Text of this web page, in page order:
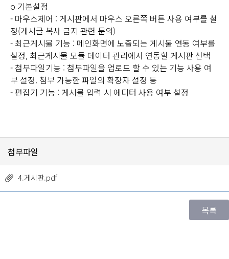
o 기본설정
- 마우스제어 : 게시판에서 마우스 오른쪽 버튼 사용 여부를 설
정(게시글 복사 금지 관련 문의)
- 최근게시물 기능 : 메인화면에 노출되는 게시물 연동 여부를
설정, 최근게시물 모듈 데이터 관리에서 연동할 게시판 선택
- 첨부파일기능 : 첨부파일을 업로드 할 수 있는 기능 사용 여
부 설정. 첨부 가능한 파일의 확장자 설정 등
- 편집기 기능 : 게시물 입력 시 에디터 사용 여부 설정
첨부파일
4.게시판.pdf